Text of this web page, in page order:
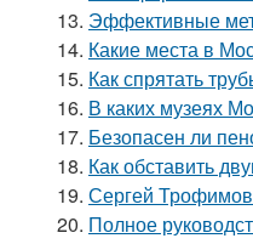
13. Эффективные
14. Какие места в
15. Как спрятать
16. В каких музеях
17. Безопасен ли
18. Как обставить
19. Сергей
20. Полное